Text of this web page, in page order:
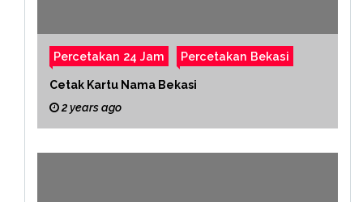
Percetakan 24 Jam Percetakan Bekasi
Cetak Kartu Nama Bekasi
2 years ago